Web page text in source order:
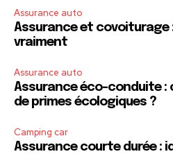
Assurance auto
Assurance et covoiturage
vraiment
Assurance auto
Assurance éco-conduite :
de primes écologiques ?
Camping car
Assurance courte durée :